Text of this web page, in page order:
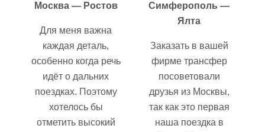
Москва — Ростов
Для меня важна
каждая деталь,
особенно когда речь
идёт о дальних
поездках. Поэтому
хотелось бы
отметить высокий
Симферополь —
Ялта
Заказать в вашей
фирме трансфер
посоветовали
друзья из Москвы,
так как это первая
наша поездка в